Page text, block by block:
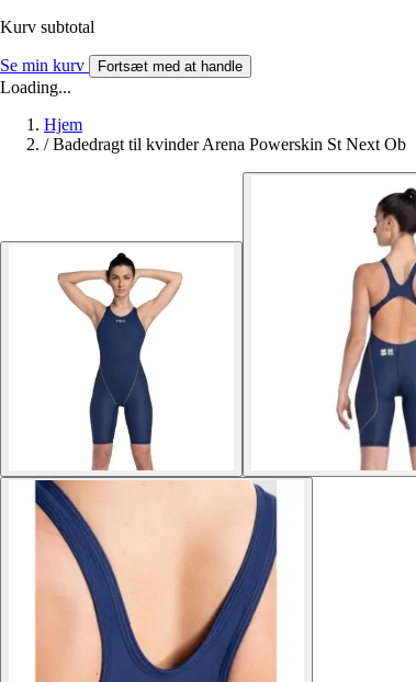
Kurv subtotal
Se min kurv Fortsæt med at handle
Loading...
Hjem
/ Badedragt til kvinder Arena Powerskin St Next Ob